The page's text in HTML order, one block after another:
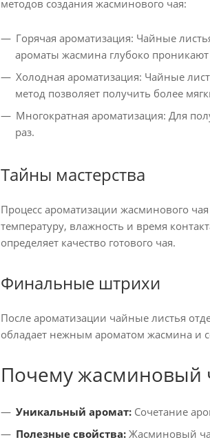
методов создания жасминового чая:
Горячая ароматизация: Чайные
ароматы жасмина глубоко
Холодная ароматизация: Чайные
метод позволяет получить более
Многократная ароматизация: Для
раз.
Тайны мастерства
Процесс ароматизации жасминового
температуру, влажность и время
определяет качество готового чая.
Финальные штрихи
После ароматизации чайные листья
обладает нежным ароматом жасмина и
Почему жасминовый
Уникальный аромат: Сочетание
Полезные свойства: Жасминовый